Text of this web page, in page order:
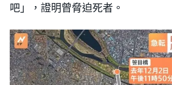
吧」，證明曾脅迫死者。